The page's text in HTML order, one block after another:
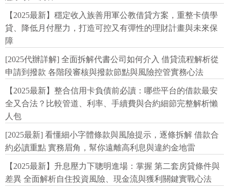
【2025最新】穩定收入族善用軍公教借貸方案，重整卡債學
貸、降低月付壓力，打造可控又有彈性的理財計畫與未來保
障
[2025代辦詳解] 全面拆解代書公司如何介入 借貸流程解析從
申請到撥款 各階段審核與撥款節點與風險控管實務心法
【2025最新】整合信用卡負債前必讀：哪些平台的借款最安
全又合法？比較管道、利率、手續費與合約細節完整解析懶
人包
[2025最新] 看懂細小字體條款與風險提示，逐條拆解 借款合
約必讀重點 實務眉角，幫你遠離高利息與違約金地雷
【2025最新】升息壓力下聰明進場：掌握 第二套房貸條件與
差異 全面解析自住投資風險、現金流與獲利關鍵實戰心法